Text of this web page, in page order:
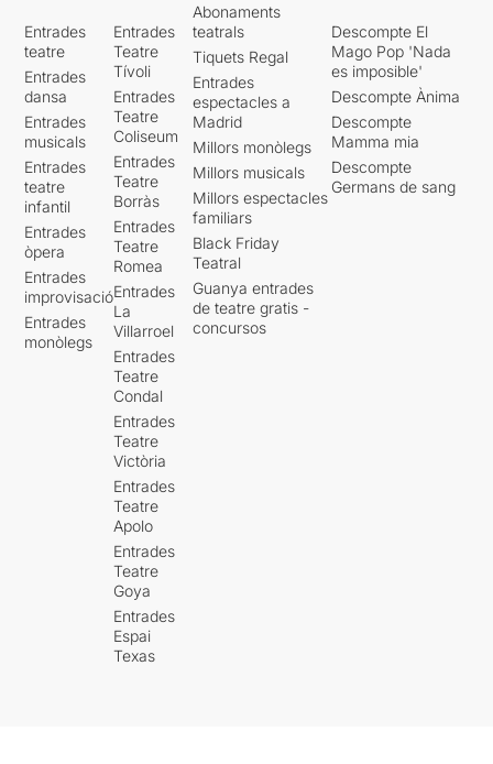
Entrades
teatre
Entrades
dansa
Entrades
musicals
Entrades
teatre
infantil
Entrades
òpera
Entrades
improvisació
Entrades
monòlegs
Entrades
Teatre
Tívoli
Entrades
Teatre
Coliseum
Entrades
Teatre
Borràs
Entrades
Teatre
Romea
Entrades
La
Villarroel
Entrades
Teatre
Condal
Entrades
Teatre
Victòria
Entrades
Teatre
Apolo
Entrades
Teatre
Goya
Entrades
Espai
Texas
Abonaments
teatrals
Tiquets Regal
Entrades
espectacles a
Madrid
Millors monòlegs
Millors musicals
Millors espectacles
familiars
Black Friday
Teatral
Guanya entrades
de teatre gratis -
concursos
Descompte El
Mago Pop 'Nada
es imposible'
Descompte Ànima
Descompte
Mamma mia
Descompte
Germans de sang